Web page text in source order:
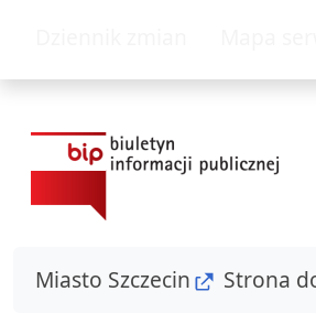
Miasto Szczecin Strona